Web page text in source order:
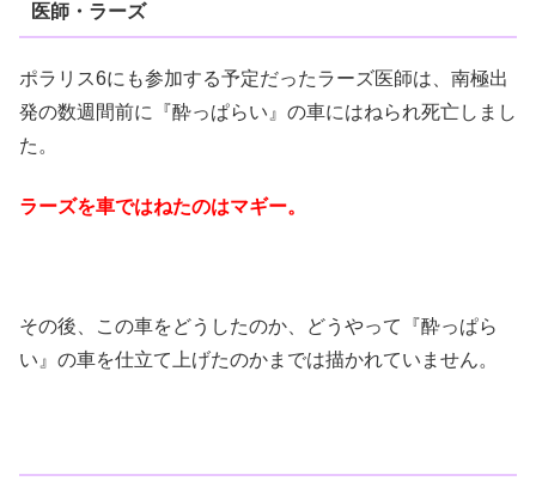
医師・ラーズ
ポラリス6にも参加する予定だったラーズ医師は、南極出
発の数週間前に『酔っぱらい』の車にはねられ死亡しまし
た。
ラーズを車ではねたのはマギー。
その後、この車をどうしたのか、どうやって『酔っぱら
い』の車を仕立て上げたのかまでは描かれていません。